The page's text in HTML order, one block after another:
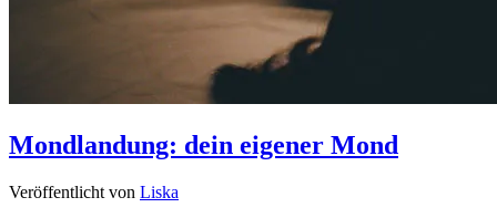
Mondlandung: dein eigener Mond
Veröffentlicht von Liska